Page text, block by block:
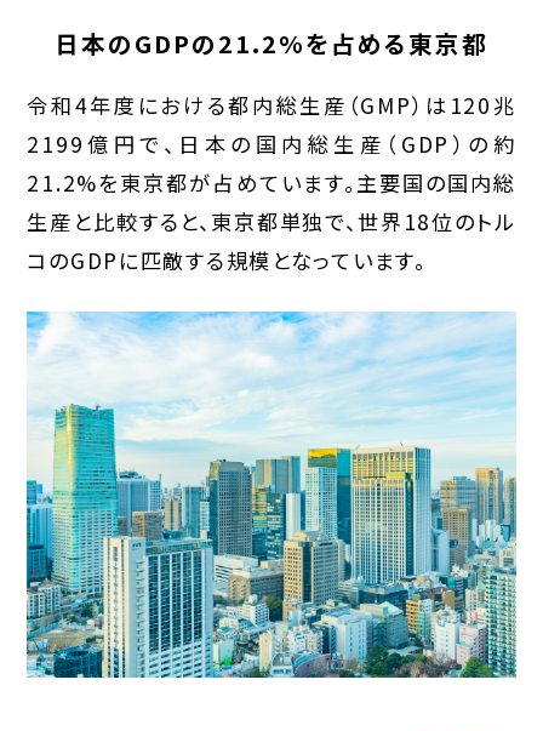
日本のGDPの21.2%を占める東京都
令和4年度における都内総生産（GMP）は120兆
2199億円で、日本の国内総生産（GDP）の約
21.2%を東京都が占めています。主要国の国内総
生産と比較すると、東京都単独で、世界18位のトル
コのGDPに匹敵する規模となっています。